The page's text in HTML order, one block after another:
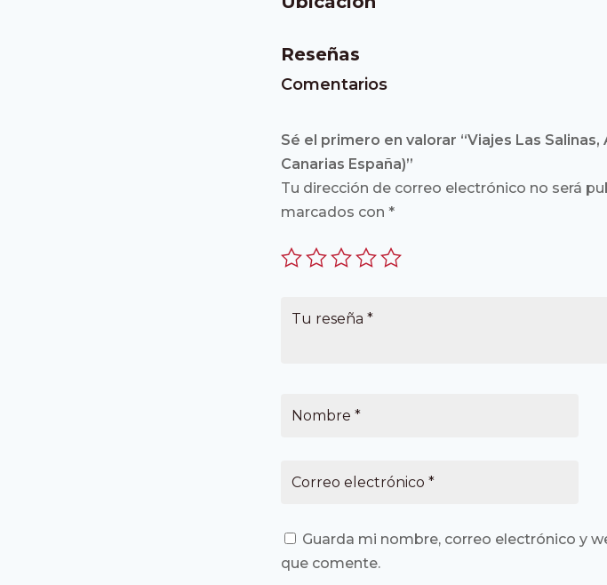
Reseñas
Comentarios
Sé el primero en valorar “Viajes Las
Canarias España)”
Tu dirección de correo electrónico no será
marcados con*
Guarda mi nombre, correo electrónico y
que comente.